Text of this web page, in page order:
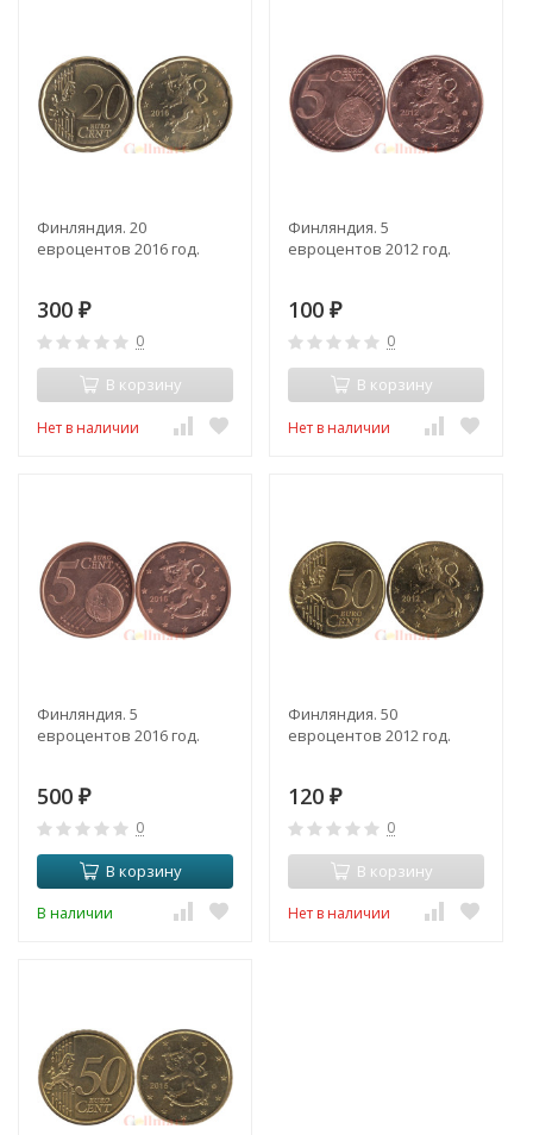
Финляндия. 20
евроцентов 2016 год.
300 ₽
0
В корзину
Нет в наличии
Финляндия. 5
евроцентов 2012 год.
100 ₽
0
В корзину
Нет в наличии
Финляндия. 5
евроцентов 2016 год.
500 ₽
0
В корзину
В наличии
Финляндия. 50
евроцентов 2012 год.
120 ₽
0
В корзину
Нет в наличии